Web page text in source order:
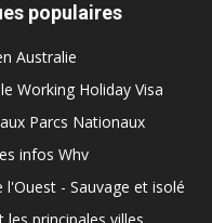
populaires
Australie
Working Holiday Visa
Parcs Nationaux
infos Whv
l'Ouest - Sauvage et isolé